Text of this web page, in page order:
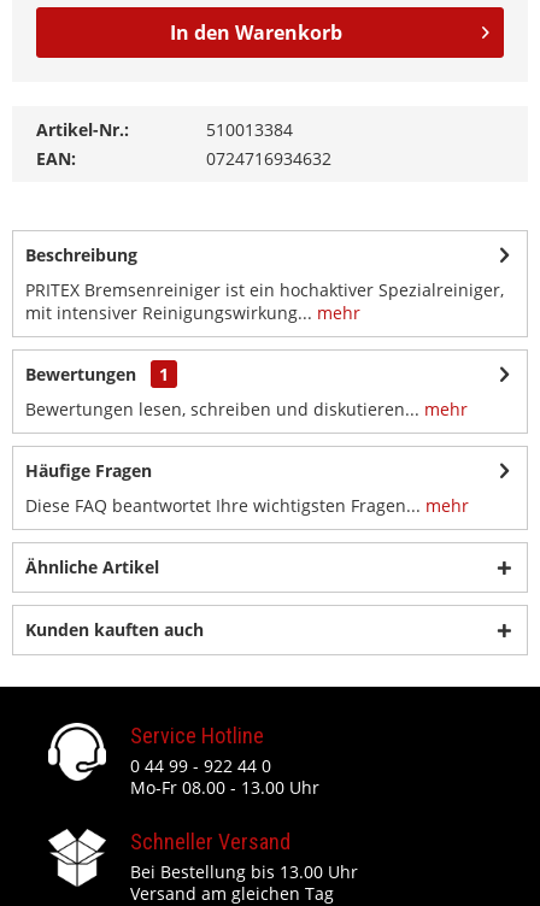
In den Warenkorb
Artikel-Nr.:
510013384
EAN:
0724716934632
Beschreibung
PRITEX Bremsenreiniger ist ein hochaktiver Spezialreiniger,
mit intensiver Reinigungswirkung... mehr
Bewertungen
1
Bewertungen lesen, schreiben und diskutieren... mehr
Häufige Fragen
Diese FAQ beantwortet Ihre wichtigsten Fragen... mehr
Ähnliche Artikel
Kunden kauften auch
Service Hotline
0 44 99 - 922 44 0
Mo-Fr 08.00 - 13.00 Uhr
Schneller Versand
Bei Bestellung bis 13.00 Uhr
Versand am gleichen Tag